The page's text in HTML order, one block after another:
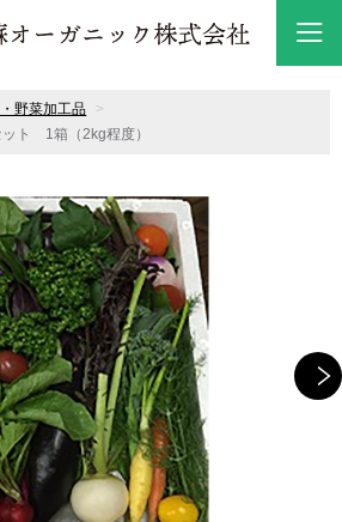
野菜加工品
ト 1箱（2kg程度）